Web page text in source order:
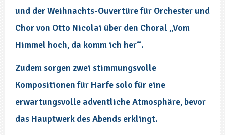
und der Weihnachts-Ouvertüre für Orchester und
Chor von Otto Nicolai über den Choral „Vom
Himmel hoch, da komm ich her“.
Zudem sorgen zwei stimmungsvolle
Kompositionen für Harfe solo für eine
erwartungsvolle adventliche Atmosphäre, bevor
das Hauptwerk des Abends erklingt.